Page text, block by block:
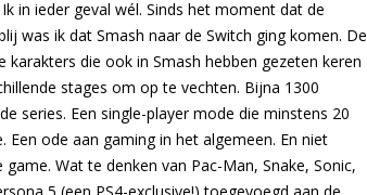
in ieder geval wél. Sinds het moment dat de
was ik dat Smash naar de Switch ging komen. De
die ook in Smash hebben gezeten keren
stages om op te vechten. Bijna 1300
series. Een single-player mode die minstens 20
ode aan gaming in het algemeen. En niet
Wat te denken van Pac-Man, Snake, Sonic,